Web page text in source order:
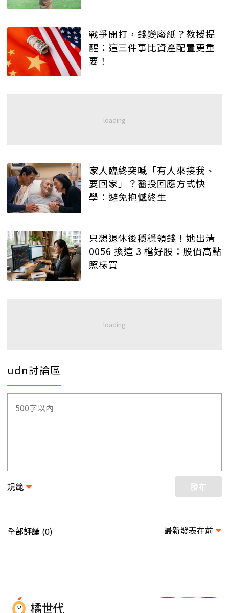
戰爭開打，錢變廢紙？教授提
醒：這三件事比資產配置更重
要！
家人臨終突喊「有人來接我、
要回家」？醫授回應方式快
學：避免抱憾終生
只想退休後穩穩領錢！她出清
0056 換這 3 檔好股：股價高點
照樣買
udn討論區
規範 發布
全部評論 (0) 最新發表在前